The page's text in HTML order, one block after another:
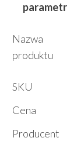
parametr
Nazwa
produktu
SKU
Cena
Producent